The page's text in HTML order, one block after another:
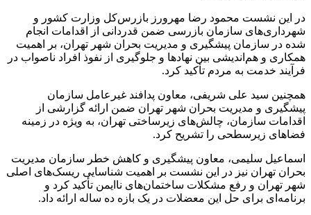
در این نشست محمود رضا مهرورز بازرس‌کل وزارت کشور و
شهرداری‌های سازمان بازرسی ضمن قدردانی از اقدامات انجام
شده در سازمان پیشگیری و مدیریت بحران شهر تهران، بر اهمیت
همکاری و هم‌اندیشی بین نهادها و جلوگیری از نفوذ افراد ناصواب در
فرآیند خدمت به مردم تأکید کرد.
همچنین سید علی شریفی، معاون پدافند غیرعامل سازمان
پیشگیری و مدیریت بحران شهر تهران ضمن ارائه گزارشی از
اقدامات سازمان، چالش‌های زیرساختی تهران، به ویژه در زمینه
فضاهای زیرسطحی را تشریح کرد.
اسماعیل سلیمی، معاون پیشگیری و کاهش خطر سازمان مدیریت
بحران تهران نیز در این نشست بر اهمیت شناسایی ریسک‌های اصلی
شهر تهران و رفع مشکلات ساختمان‌های ناایمن تأکید کرد و
برنامه‌ای برای حل این معضلات در یک بازه ده ساله ارائه داد.